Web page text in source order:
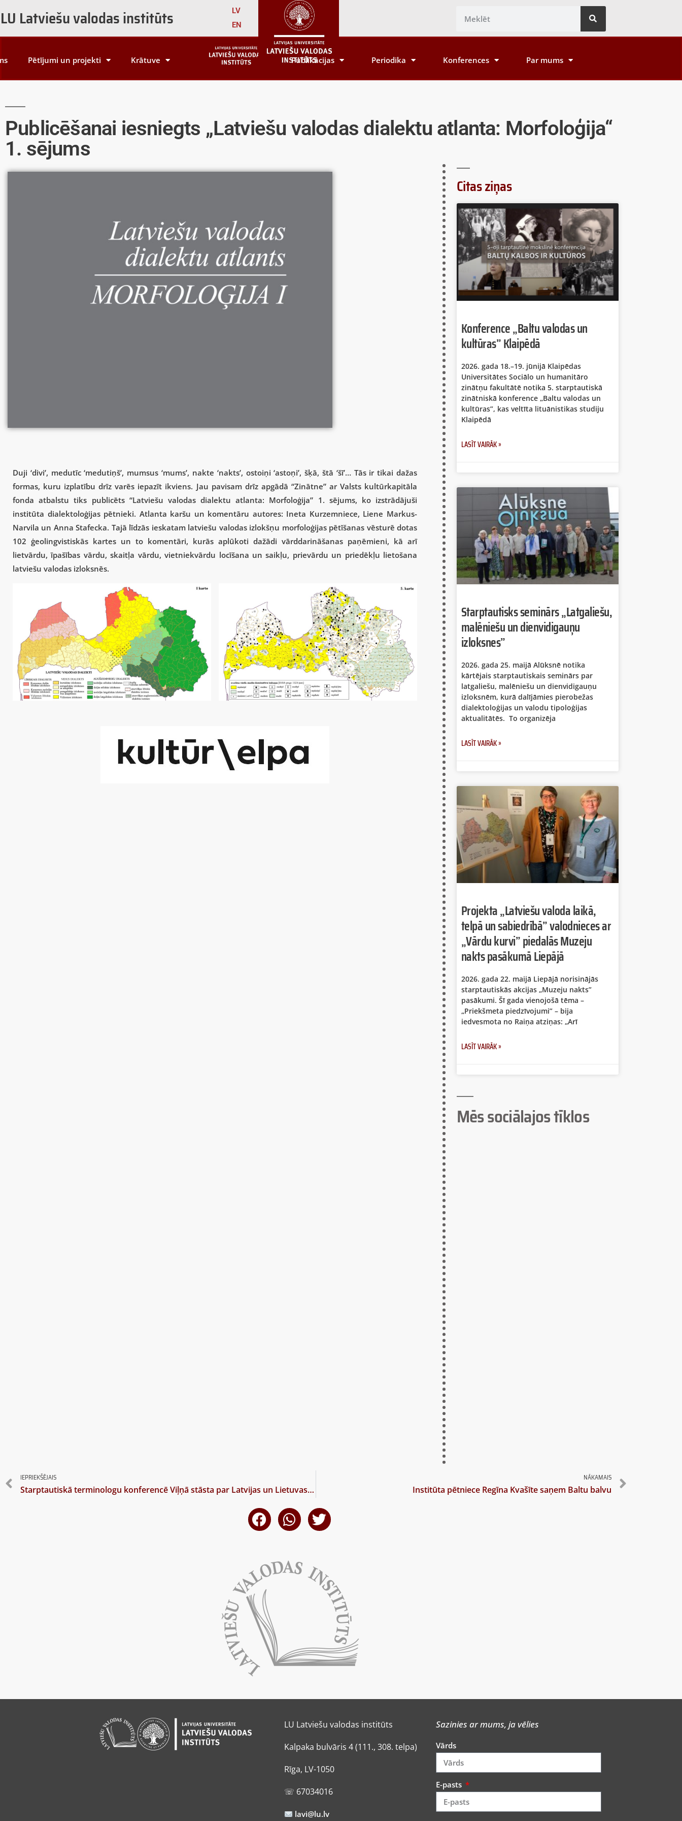
LU Latviešu valodas institūts
LV
EN
Pētījumi un projekti Krātuve Publikācijas Periodika Konferences Par mums
Publicēšanai iesniegts „Latviešu valodas dialektu atlanta: Morfoloģija“
1. sējums
Duji ‘divi’, medutīc ‘medutiņš’, mumsus ‘mums’, nakte ‘nakts’, ostoiņi ‘astoņi’, šķā, štā ‘šī’… Tās ir tikai dažas
formas, kuru izplatību drīz varēs iepazīt ikviens. Jau pavisam drīz apgādā “Zinātne” ar Valsts kultūrkapitāla
fonda atbalstu tiks publicēts “Latviešu valodas dialektu atlanta: Morfoloģija” 1. sējums, ko izstrādājuši
institūta dialektoloģijas pētnieki. Atlanta karšu un komentāru autores: Ineta Kurzemniece, Liene Markus-
Narvila un Anna Stafecka. Tajā līdzās ieskatam latviešu valodas izlokšņu morfoloģijas pētīšanas vēsturē dotas
102 ģeolingvistiskās kartes un to komentāri, kurās aplūkoti dažādi vārddarināšanas paņēmieni, kā arī
lietvārdu, īpašības vārdu, skaitļa vārdu, vietniekvārdu locīšana un saikļu, prievārdu un priedēkļu lietošana
latviešu valodas izloksnēs.
Citas ziņas
Konference „Baltu valodas un
kultūras” Klaipēdā
2026. gada 18.–19. jūnijā Klaipēdas
Universitātes Sociālo un humanitāro
zinātņu fakultātē notika 5. starptautiskā
zinātniskā konference „Baltu valodas un
kultūras”, kas veltīta lituānistikas studiju
Klaipēdā
LASĪT VAIRĀK »
Starptautisks seminārs „Latgaliešu,
malēniešu un dienvidigauņu
izloksnes”
2026. gada 25. maijā Alūksnē notika
kārtējais starptautiskais seminārs par
latgaliešu, malēniešu un dienvidigauņu
izloksnēm, kurā dalījāmies pierobežas
dialektoloģijas un valodu tipoloģijas
aktualitātēs. To organizēja
LASĪT VAIRĀK »
Projekta „Latviešu valoda laikā,
telpā un sabiedrībā” valodnieces ar
„Vārdu kurvi” piedalās Muzeju
nakts pasākumā Liepājā
2026. gada 22. maijā Liepājā norisinājās
starptautiskās akcijas „Muzeju nakts”
pasākumi. Šī gada vienojošā tēma –
„Priekšmeta piedzīvojumi” – bija
iedvesmota no Raiņa atziņas: „Arī
LASĪT VAIRĀK »
Mēs sociālajos tīklos
IEPRIEKŠĒJAIS
Starptautiskā terminologu konferencē Viļņā stāsta par Latvijas un Lietuvas terminoloģijas komisiju darbu
NĀKAMAIS
Institūta pētniece Regīna Kvašīte saņem Baltu balvu
LU Latviešu valodas institūts
Kalpaka bulvāris 4 (111., 308. telpa)
Rīga, LV-1050
☏ 67034016
lavi@lu.lv
Sazinies ar mums, ja vēlies
Vārds
E-pasts